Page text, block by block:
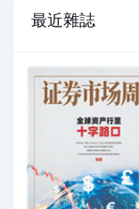
最近雜誌